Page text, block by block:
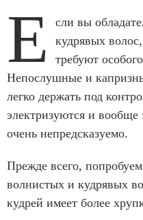
Е
сли вы
кудрявых
требуют
Непослушные и
легко держать под
электризуются и вообще
очень непредсказуемо.
Прежде всего,
волнистых и кудрявых
кудрей имеет более